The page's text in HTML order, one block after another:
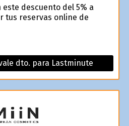
este descuento del 5% a
tus reservas online de
dto. para Lastminute